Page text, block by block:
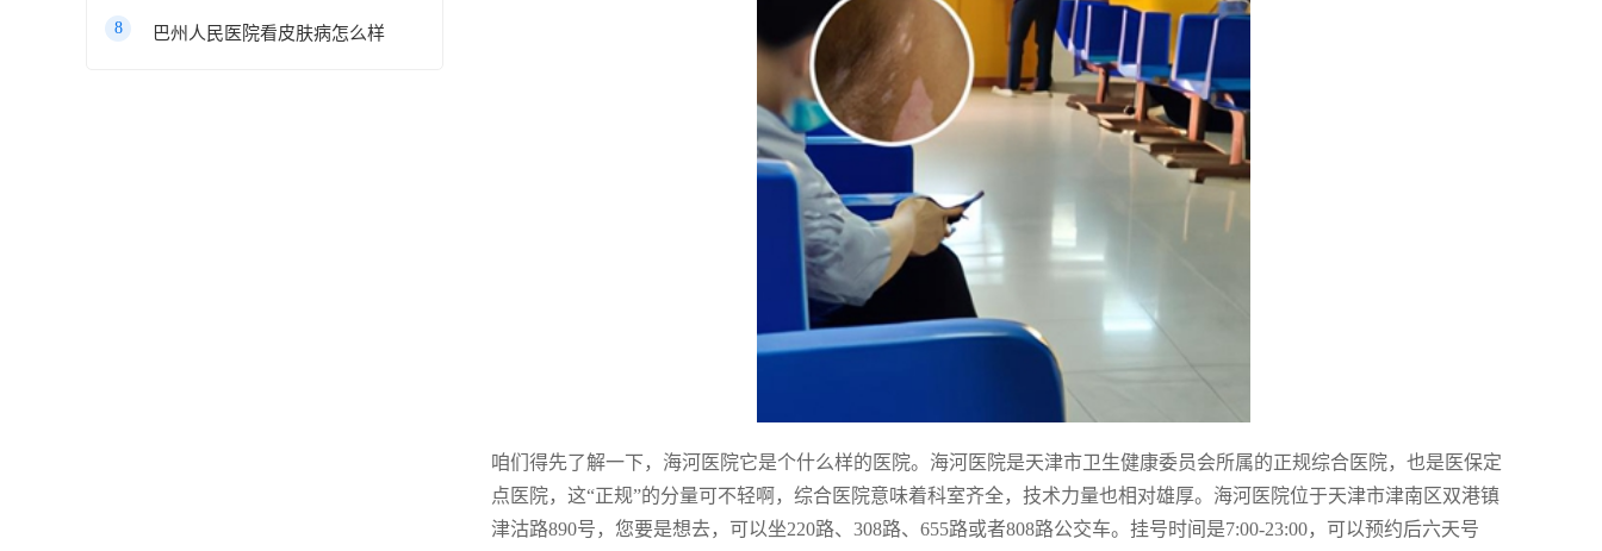
8 巴州人民医院看皮肤病怎么样
咱们得先了解一下，海河医院它是个什么样的医院。海河医院是天津市卫生健康委员会所属的正规综合医院，也是医保定
点医院，这“正规”的分量可不轻啊，综合医院意味着科室齐全，技术力量也相对雄厚。海河医院位于天津市津南区双港镇
津沽路890号，您要是想去，可以坐220路、308路、655路或者808路公交车。挂号时间是7:00-23:00，可以预约后六天号